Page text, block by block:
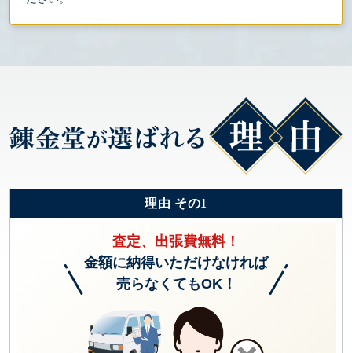
理由 その1
査定、出張費無料！
金額に納得いただけなければ
売らなくてもOK！